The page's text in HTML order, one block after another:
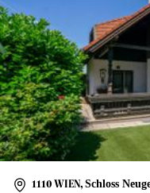
1110 WIEN, Schloss